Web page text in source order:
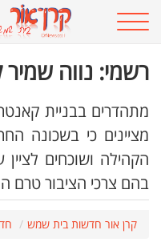
רשמי: נווה שמיר
מתהדרים בבניית
מציינים כי בשכונה
הקהילה ושוכחים
בהם צרכי הציבור טרם
קרן אור חדשות בית שמש